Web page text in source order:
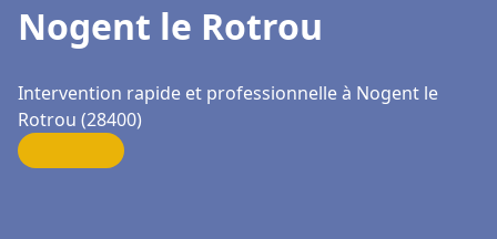
Nogent le Rotrou
Intervention rapide et professionnelle à Nogent le
Rotrou (28400)